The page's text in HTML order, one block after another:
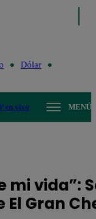
Dólar
en vivo MENÚ
mi vida”:
Gran